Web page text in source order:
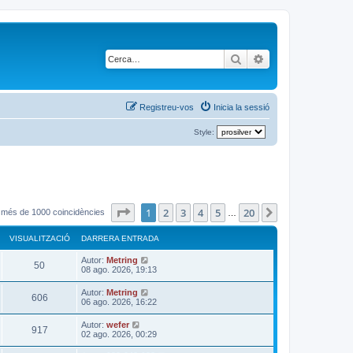
Cerca
Inicia la sessió
Registreu-vos
Style:
de 1000 coincidències Pàgina1 de 20
1 2 3 4 5 20
VISUALITZACIÓ DARRERA ENTRADA
50V
i
u
a
D
a
e
r
a
e
n
t
Autor: Metring
08 ago. 2026, 19:13
606V
i
D
a
e
r
a
Autor: Metring
06 ago. 2026, 16:22
917V
i
D
a
Autor: wefer
02 ago. 2026, 00:29